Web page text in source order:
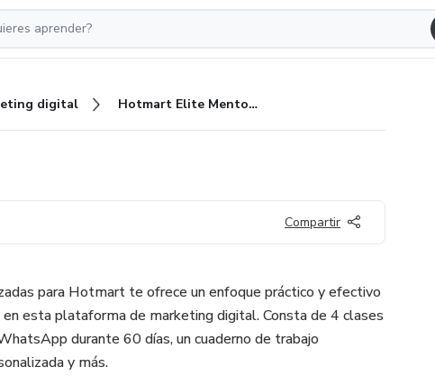
digital Hotmart Elite Mentorship
Compartir
para Hotmart te ofrece un enfoque práctico y efectivo
esta plataforma de marketing digital. Consta de 4 clases
durante 60 días, un cuaderno de trabajo
y más.